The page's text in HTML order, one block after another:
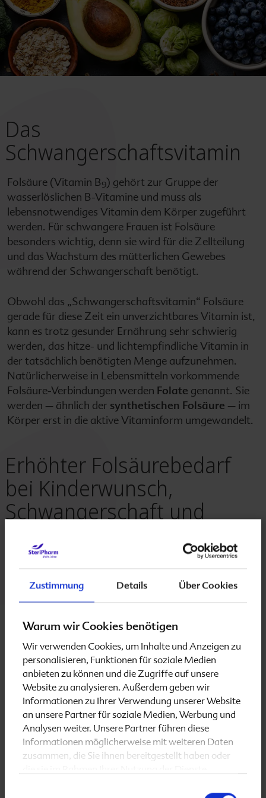
Zustimmung Details Über Cookies
Warum wir Cookies benötigen
Wir verwenden Cookies, um Inhalte und Anzeigen zu
personalisieren, Funktionen für soziale Medien
anbieten zu können und die Zugriffe auf unsere
Website zu analysieren. Außerdem geben wir
Informationen zu Ihrer Verwendung unserer Website
an unsere Partner für soziale Medien, Werbung und
Analysen weiter. Unsere Partner führen diese
Informationen möglicherweise mit weiteren Daten
zusammen, die Sie ihnen bereitgestellt haben oder
Das
Schwangerschaftsvitamin
Folsäure (Vitamin B9) gehört zur Gruppe der
wasserlöslichen B-Vitamine und muss als
lebensnotwendiges Vitamin dem Körper zugeführt
werden. Für schwangere Frauen ist Folsäure
besonders wichtig, denn sie wird für die Zellteilung
und das Wachstum des mütterlichen Gewebes
während der Schwangerschaft benötigt.
Obwohl das „Schwangerschaftsvitamin“ Folsäure
gerade für diese Zeit ein unverzichtbares Vitamin ist,
kann es trotz gesunder Ernährung sehr schwierig
werden, das hitze- und lichtempfindliche Vitamin in
der tatsächlich benötigten Menge aufzunehmen.
Natürlicherweise in Lebensmitteln vorkommende
Folsäure-Verbindungen werden Folate genannt. Sie
werden – ähnlich der synthetischen Folsäure – im
Körper erst in die aktive Vitaminform umgewandelt.
Erhöhter Folsäurebedarf
bei Kinderwunsch,
Schwangerschaft und
Schwangerschaftswochenschließt sich das
embryonale Neuralrohr, aus dem sich später das
Rückenmark) bildet. Zu diesem Zeitpunkt wissen die
sind.
Die ergänzende Aufnahme von Folsäure erhöht bei
Schwangeren den Folsäurespiegel. Ein niedriger
Folsäurespiegel stellt bei Schwangeren einen
Risikofaktor für die Entstehung von
Neuralrohrdefekten beim heranwachsenden Fötus
dar. Deshalb sollte schon zum Zeitpunkt des